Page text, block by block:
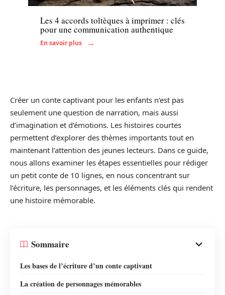
Les 4 accords toltèques à imprimer : clés
pour une communication authentique
En savoir plus
Créer un conte captivant pour les enfants n’est pas
seulement une question de narration, mais aussi
d’imagination et d’émotions. Les histoires courtes
permettent d’explorer des thèmes importants tout en
maintenant l’attention des jeunes lecteurs. Dans ce guide,
nous allons examiner les étapes essentielles pour rédiger
un petit conte de 10 lignes, en nous concentrant sur
l’écriture, les personnages, et les éléments clés qui rendent
une histoire mémorable.
Sommaire
Les bases de l’écriture d’un conte captivant
La création de personnages mémorables